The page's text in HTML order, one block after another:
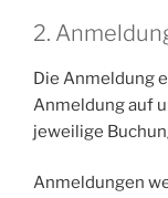
2.
Die Anmeldung
Anmeldung auf
jeweilige
Anmeldungen